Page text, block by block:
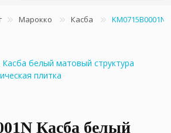
Марокко Касба
Касба белый